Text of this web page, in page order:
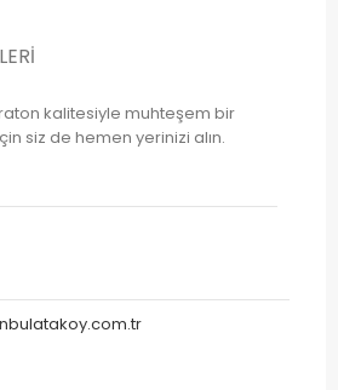
kalitesiyle muhteşem bir
siz de hemen yerinizi alın.